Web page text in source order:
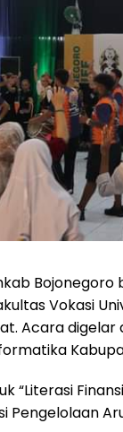
Vokasi
Acara digelar
“Literasi